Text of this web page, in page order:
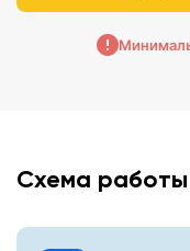
Схема работы